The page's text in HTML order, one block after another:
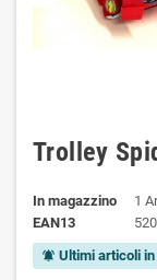
Trolley
In magazzino
1
EAN13
notifications_active Ultimi articoli